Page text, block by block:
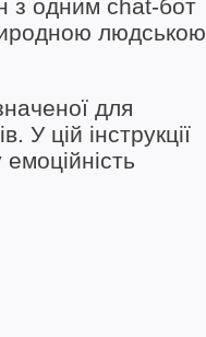
з одним chat-бот
людською
для
У цій інструкції